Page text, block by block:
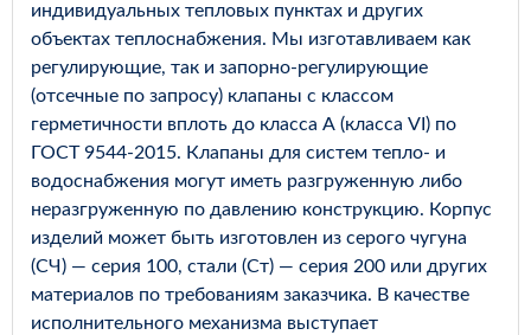
индивидуальных тепловых пунктах и других
объектах теплоснабжения. Мы изготавливаем как
регулирующие, так и запорно-регулирующие
(отсечные по запросу) клапаны с классом
герметичности вплоть до класса А (класса VI) по
ГОСТ 9544-2015. Клапаны для систем тепло- и
водоснабжения могут иметь разгруженную либо
неразгруженную по давлению конструкцию. Корпус
изделий может быть изготовлен из серого чугуна
(СЧ) — серия 100, стали (Ст) — серия 200 или других
материалов по требованиям заказчика. В качестве
исполнительного механизма выступает